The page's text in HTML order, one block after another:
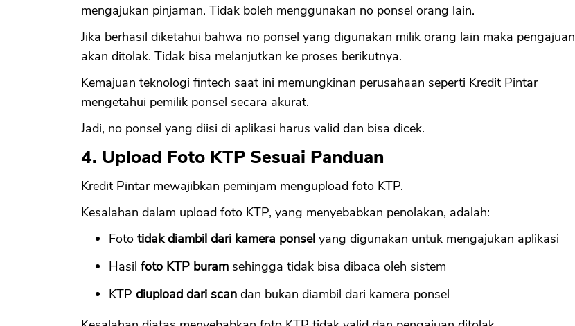
mengajukan pinjaman. Tidak boleh menggunakan no ponsel orang lain.
Jika berhasil diketahui bahwa no ponsel yang digunakan milik orang lain maka pengajuan
akan ditolak. Tidak bisa melanjutkan ke proses berikutnya.
Kemajuan teknologi fintech saat ini memungkinan perusahaan seperti Kredit Pintar
mengetahui pemilik ponsel secara akurat.
Jadi, no ponsel yang diisi di aplikasi harus valid dan bisa dicek.
4. Upload Foto KTP Sesuai Panduan
Kredit Pintar mewajibkan peminjam mengupload foto KTP.
Kesalahan dalam upload foto KTP, yang menyebabkan penolakan, adalah:
Foto tidak diambil dari kamera ponsel yang digunakan untuk mengajukan aplikasi
Hasil foto KTP buram sehingga tidak bisa dibaca oleh sistem
KTP diupload dari scan dan bukan diambil dari kamera ponsel
OK
CANCEL